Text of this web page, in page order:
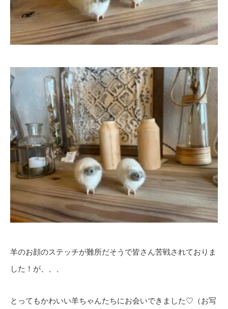
羊のお顔のステッチが難所だそうで皆さん苦戦されておりま
した！が、、、
とってもかわいい羊ちゃんたちにお会いできました♡（お写